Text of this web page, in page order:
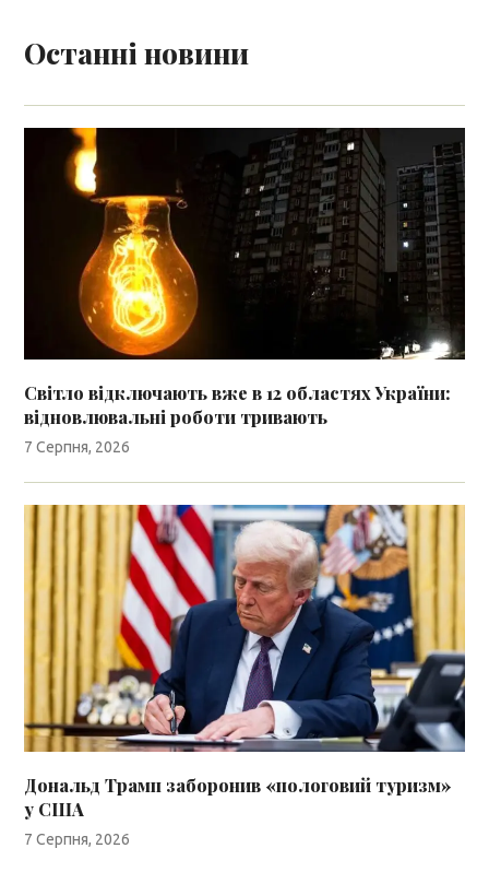
Останні новини
Світло відключають вже в 12 областях України:
відновлювальні роботи тривають
7 Серпня, 2026
Дональд Трамп заборонив «пологовий туризм»
у США
7 Серпня, 2026